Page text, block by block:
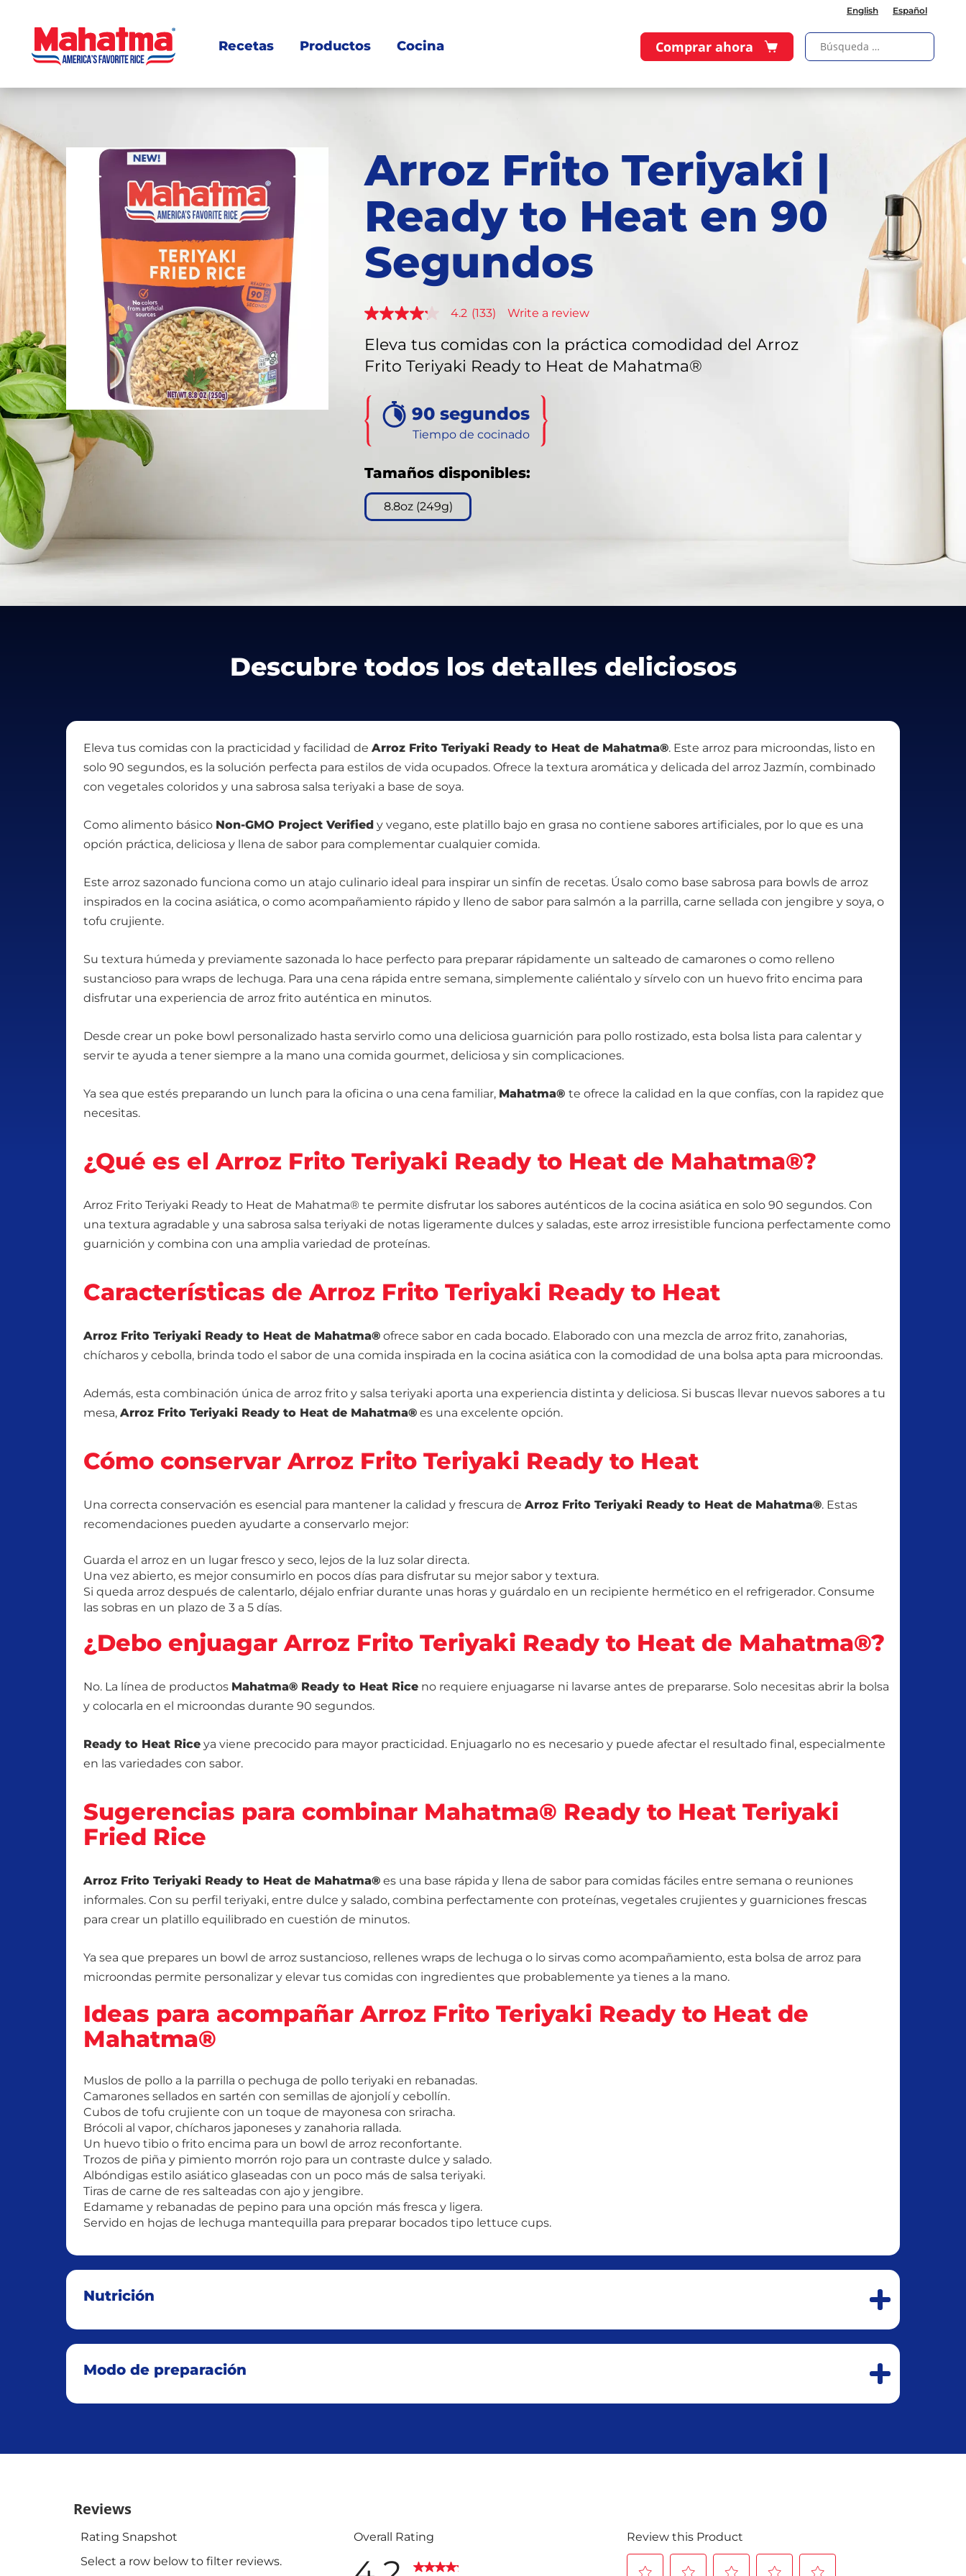
English Español
Recetas Productos Cocina Comprar ahora
Arroz Frito Teriyaki |
Ready to Heat en 90
Segundos
4.2
of
5
stars,
average
value.
Read
133
Same
link.
4.2 (133) Write a review
Eleva tus comidas con la práctica comodidad del Arroz
Frito Teriyaki Ready to Heat de Mahatma®
90 segundos
Tiempo de cocinado
Tamaños disponibles:
8.8oz (249g)
Descubre todos los detalles deliciosos
Eleva tus comidas con la practicidad y facilidad de Arroz Frito Teriyaki Ready to Heat de Mahatma®. Este arroz para microondas, listo en
solo 90 segundos, es la solución perfecta para estilos de vida ocupados. Ofrece la textura aromática y delicada del arroz Jazmín, combinado
con vegetales coloridos y una sabrosa salsa teriyaki a base de soya.
Como alimento básico Non-GMO Project Verified y vegano, este platillo bajo en grasa no contiene sabores artificiales, por lo que es una
opción práctica, deliciosa y llena de sabor para complementar cualquier comida.
Este arroz sazonado funciona como un atajo culinario ideal para inspirar un sinfín de recetas. Úsalo como base sabrosa para bowls de arroz
inspirados en la cocina asiática, o como acompañamiento rápido y lleno de sabor para salmón a la parrilla, carne sellada con jengibre y soya, o
tofu crujiente.
Su textura húmeda y previamente sazonada lo hace perfecto para preparar rápidamente un salteado de camarones o como relleno
sustancioso para wraps de lechuga. Para una cena rápida entre semana, simplemente caliéntalo y sírvelo con un huevo frito encima para
disfrutar una experiencia de arroz frito auténtica en minutos.
Desde crear un poke bowl personalizado hasta servirlo como una deliciosa guarnición para pollo rostizado, esta bolsa lista para calentar y
servir te ayuda a tener siempre a la mano una comida gourmet, deliciosa y sin complicaciones.
Ya sea que estés preparando un lunch para la oficina o una cena familiar, Mahatma® te ofrece la calidad en la que confías, con la rapidez que
necesitas.
¿Qué es el Arroz Frito Teriyaki Ready to Heat de Mahatma®?
Arroz Frito Teriyaki Ready to Heat de Mahatma® te permite disfrutar los sabores auténticos de la cocina asiática en solo 90 segundos. Con
una textura agradable y una sabrosa salsa teriyaki de notas ligeramente dulces y saladas, este arroz irresistible funciona perfectamente como
guarnición y combina con una amplia variedad de proteínas.
Características de Arroz Frito Teriyaki Ready to Heat
Arroz Frito Teriyaki Ready to Heat de Mahatma® ofrece sabor en cada bocado. Elaborado con una mezcla de arroz frito, zanahorias,
chícharos y cebolla, brinda todo el sabor de una comida inspirada en la cocina asiática con la comodidad de una bolsa apta para microondas.
Además, esta combinación única de arroz frito y salsa teriyaki aporta una experiencia distinta y deliciosa. Si buscas llevar nuevos sabores a tu
mesa, Arroz Frito Teriyaki Ready to Heat de Mahatma® es una excelente opción.
Cómo conservar Arroz Frito Teriyaki Ready to Heat
Una correcta conservación es esencial para mantener la calidad y frescura de Arroz Frito Teriyaki Ready to Heat de Mahatma®. Estas
recomendaciones pueden ayudarte a conservarlo mejor:
Guarda el arroz en un lugar fresco y seco, lejos de la luz solar directa.
Una vez abierto, es mejor consumirlo en pocos días para disfrutar su mejor sabor y textura.
Si queda arroz después de calentarlo, déjalo enfriar durante unas horas y guárdalo en un recipiente hermético en el refrigerador. Consume
las sobras en un plazo de 3 a 5 días.
¿Debo enjuagar Arroz Frito Teriyaki Ready to Heat de Mahatma®?
No. La línea de productos Mahatma® Ready to Heat Rice no requiere enjuagarse ni lavarse antes de prepararse. Solo necesitas abrir la bolsa
y colocarla en el microondas durante 90 segundos.
Ready to Heat Rice ya viene precocido para mayor practicidad. Enjuagarlo no es necesario y puede afectar el resultado final, especialmente
en las variedades con sabor.
Sugerencias para combinar Mahatma® Ready to Heat Teriyaki
Fried Rice
Arroz Frito Teriyaki Ready to Heat de Mahatma® es una base rápida y llena de sabor para comidas fáciles entre semana o reuniones
informales. Con su perfil teriyaki, entre dulce y salado, combina perfectamente con proteínas, vegetales crujientes y guarniciones frescas
para crear un platillo equilibrado en cuestión de minutos.
Ya sea que prepares un bowl de arroz sustancioso, rellenes wraps de lechuga o lo sirvas como acompañamiento, esta bolsa de arroz para
microondas permite personalizar y elevar tus comidas con ingredientes que probablemente ya tienes a la mano.
Ideas para acompañar Arroz Frito Teriyaki Ready to Heat de
Mahatma®
Muslos de pollo a la parrilla o pechuga de pollo teriyaki en rebanadas.
Camarones sellados en sartén con semillas de ajonjolí y cebollín.
Cubos de tofu crujiente con un toque de mayonesa con sriracha.
Brócoli al vapor, chícharos japoneses y zanahoria rallada.
Un huevo tibio o frito encima para un bowl de arroz reconfortante.
Trozos de piña y pimiento morrón rojo para un contraste dulce y salado.
Albóndigas estilo asiático glaseadas con un poco más de salsa teriyaki.
Tiras de carne de res salteadas con ajo y jengibre.
Edamame y rebanadas de pepino para una opción más fresca y ligera.
Servido en hojas de lechuga mantequilla para preparar bocados tipo lettuce cups.
Nutrición
Modo de preparación